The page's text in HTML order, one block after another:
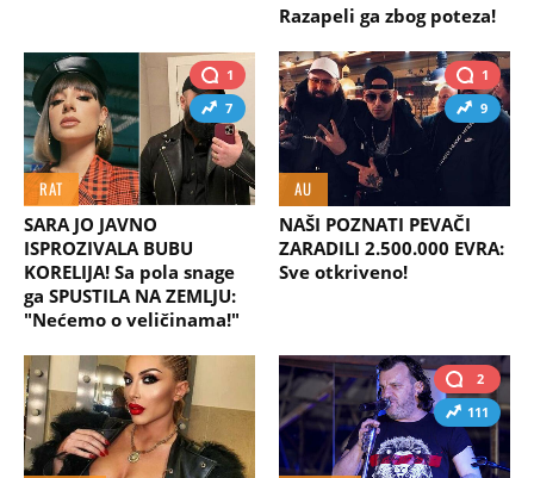
Razapeli ga zbog poteza!
1
7
RAT
SARA JO JAVNO
ISPROZIVALA BUBU
KORELIJA! Sa pola snage
ga SPUSTILA NA ZEMLJU:
"Nećemo o veličinama!"
1
9
AU
NAŠI POZNATI PEVAČI
ZARADILI 2.500.000 EVRA:
Sve otkriveno!
2
111